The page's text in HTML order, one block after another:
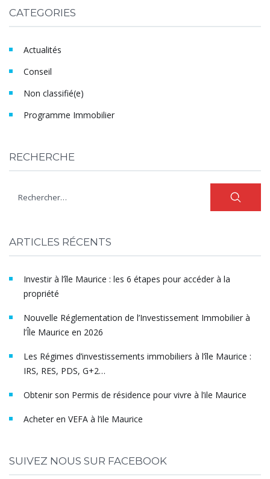
CATEGORIES
Actualités
Conseil
Non classifié(e)
Programme Immobilier
RECHERCHE
ARTICLES RÉCENTS
Investir à l’île Maurice : les 6 étapes pour accéder à la
propriété
Nouvelle Réglementation de l’Investissement Immobilier à
l’Île Maurice en 2026
Les Régimes d’investissements immobiliers à l’île Maurice :
IRS, RES, PDS, G+2…
Obtenir son Permis de résidence pour vivre à l’ile Maurice
Acheter en VEFA à l’ile Maurice
SUIVEZ NOUS SUR FACEBOOK